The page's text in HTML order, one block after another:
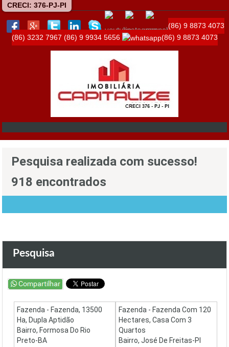
CRECI: 376-PJ-PI
(86) 9 8873 4073
(86) 3232 7967 (86) 9 9934 5656 (86) 9 8873 4073
Pesquisa realizada com sucesso!
918 encontrados
Pesquisa
Fazenda - Fazenda, 13500
Ha, Dupla Aptidão
Bairro, Formosa Do Rio
Preto-BA
Fazenda - Fazenda Com 120
Hectares, Casa Com 3
Quartos
Bairro, José De Freitas-PI